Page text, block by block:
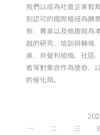
我們以成為社會企業教
到認可的國際樞紐為願
新、專業以及樂趣做為
越的研究、培訓與輔導
業、非營利組織、社區
者等對象合作為使命，
的催化劑。
一 二 三